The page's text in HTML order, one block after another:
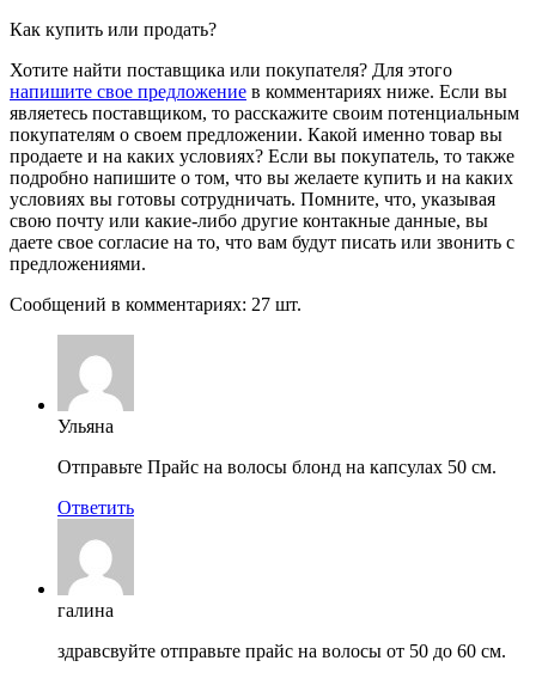
Как купить или продать?
Хотите найти поставщика или покупателя? Для этого
напишите свое предложение в комментариях ниже. Если вы
являетесь поставщиком, то расскажите своим потенциальным
покупателям о своем предложении. Какой именно товар вы
продаете и на каких условиях? Если вы покупатель, то также
подробно напишите о том, что вы желаете купить и на каких
условиях вы готовы сотрудничать. Помните, что, указывая
свою почту или какие-либо другие контакные данные, вы
даете свое согласие на то, что вам будут писать или звонить с
предложениями.
Сообщений в комментариях: 27 шт.
Ульяна
Отправьте Прайс на волосы блонд на капсулах 50 см.
Ответить
галина
здравсвуйте отправьте прайс на волосы от 50 до 60 см.